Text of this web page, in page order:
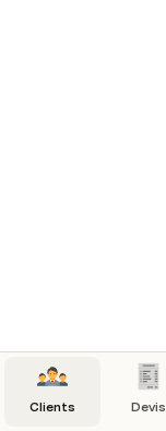
Clients Devis